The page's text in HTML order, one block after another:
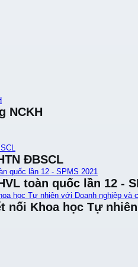
NCKH
ĐBSCL
quốc lần 12 - SPMS 2021
toàn quốc lần 12 -
học Tự nhiên với Doanh nghiệp và
nối Khoa học Tự